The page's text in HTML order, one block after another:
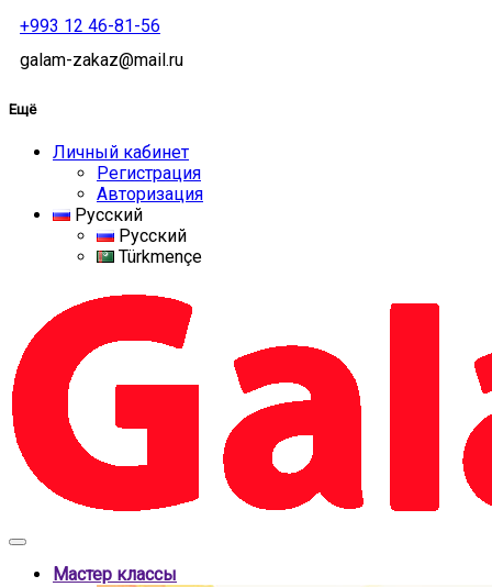
+993 12 46-81-56
galam-zakaz@mail.ru
Ещё
Личный кабинет
Регистрация
Авторизация
Русский
Русский
Türkmençe
Мастер классы